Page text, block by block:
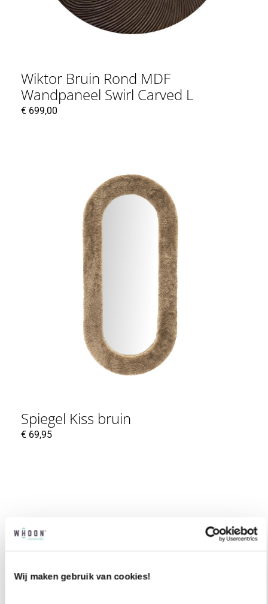
Wij maken gebruik van cookies!
Wiktor Bruin Rond MDF
Wandpaneel Swirl Carved L
€ 699,00
Spiegel Kiss bruin
€ 69,95